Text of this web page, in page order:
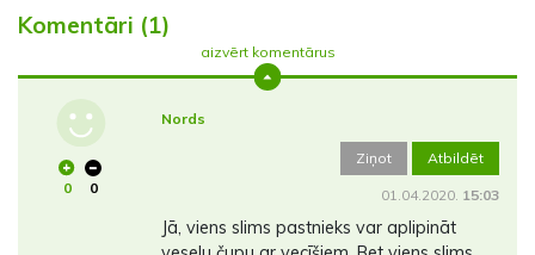
Komentāri (1)
aizvērt komentārus
0 0
Nords
Ziņot Atbildēt
01.04.2020. 15:03
Jā, viens slims pastnieks var aplipināt